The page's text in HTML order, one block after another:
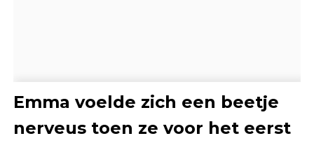
Emma voelde zich een beetje
nerveus toen ze voor het eerst